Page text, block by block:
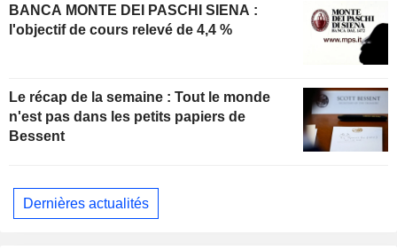
BANCA MONTE DEI PASCHI SIENA :
l'objectif de cours relevé de 4,4 %
Le récap de la semaine : Tout le monde
n'est pas dans les petits papiers de
Bessent
Dernières actualités